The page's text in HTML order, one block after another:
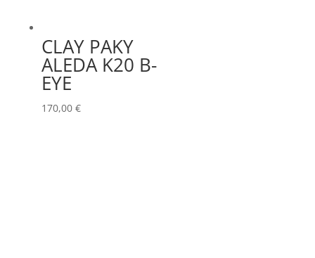
CLAY PAKY
ALEDA K20 B-
EYE
170,00 €